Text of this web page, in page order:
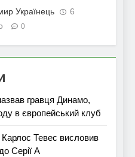
Українець
6
0
гравця Динамо,
в європейський клуб
Тевес висловив
Серії А